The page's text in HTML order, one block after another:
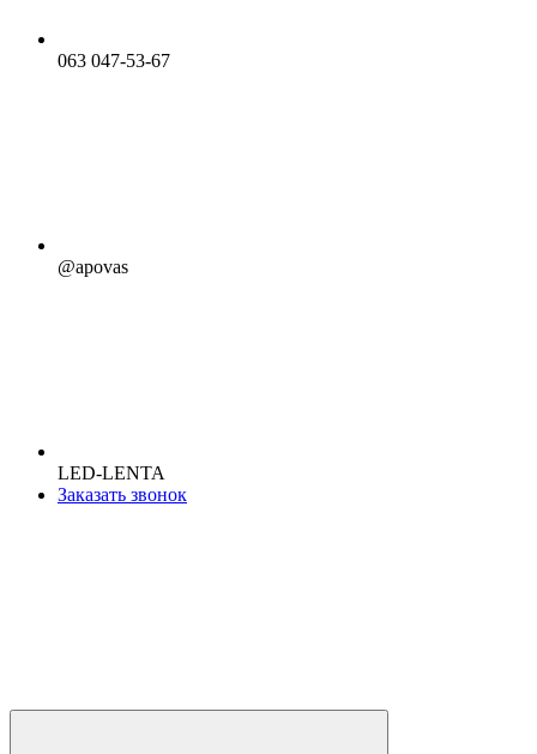
063 047-53-67
@apovas
LED-LENTA
Заказать звонок